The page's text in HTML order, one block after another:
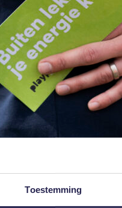
Toestemming
meer
te stimuleren om te